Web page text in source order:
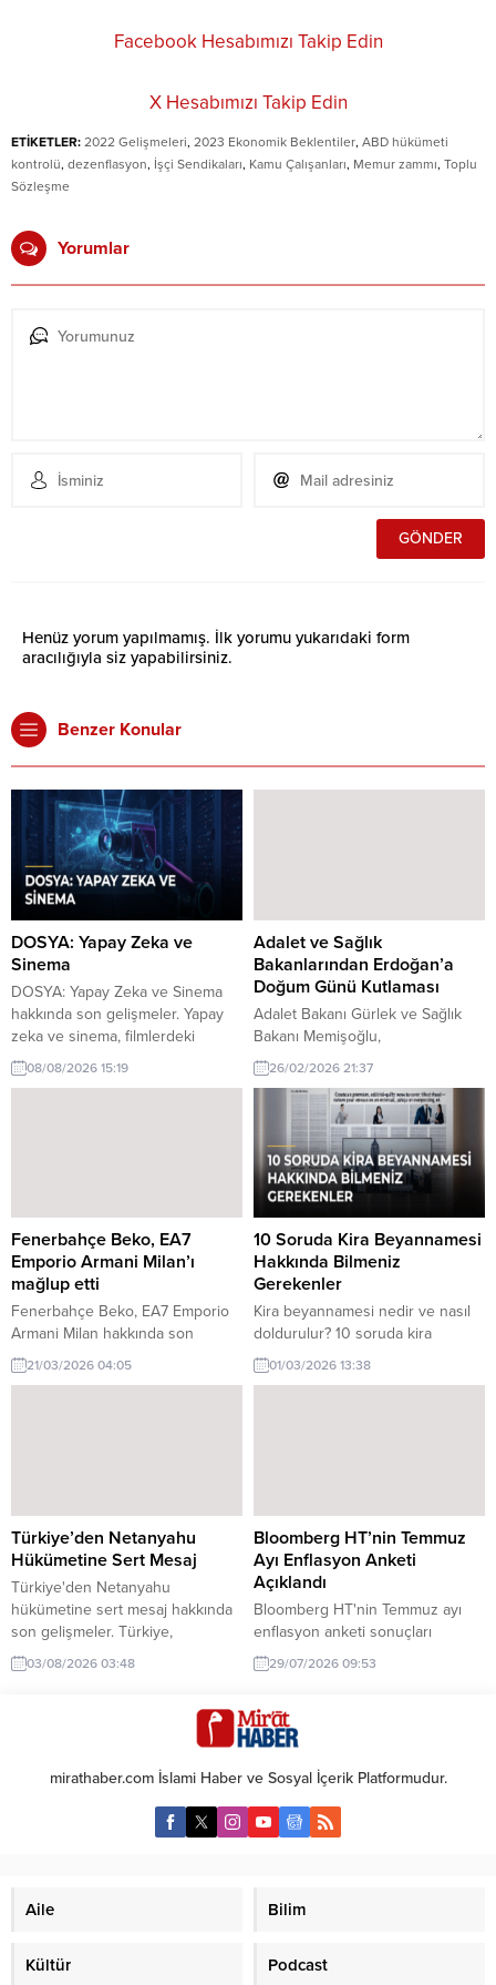
Facebook Hesabımızı Takip Edin
X Hesabımızı Takip Edin
ETİKETLER: 2022 Gelişmeleri, 2023 Ekonomik Beklentiler, ABD hükümeti
kontrolü, dezenflasyon, İşçi Sendikaları, Kamu Çalışanları, Memur zammı, Toplu
Sözleşme
Yorumlar
Henüz yorum yapılmamış. İlk yorumu yukarıdaki form
aracılığıyla siz yapabilirsiniz.
Benzer Konular
DOSYA: Yapay Zeka ve
Sinema
DOSYA: Yapay Zeka ve Sinema
hakkında son gelişmeler. Yapay
zeka ve sinema, filmlerdeki
etkileri ve gelecekteki potansiyeli
ile dikkat çekiyor. Bu dosya,
08/08/2026 15:19
Adalet ve Sağlık
Bakanlarından Erdoğan’a
Doğum Günü Kutlaması
Adalet Bakanı Gürlek ve Sağlık
Bakanı Memişoğlu,
Cumhurbaşkanı Erdoğanın
doğum gününü kutladı. Bu önemli
gün, bakanların sosyal medya
üzerinden paylaşımlarıyla dikkat
çekti.
26/02/2026 21:37
Fenerbahçe Beko, EA7
Emporio Armani Milan’ı
mağlup etti
Fenerbahçe Beko, EA7 Emporio
Armani Milan hakkında son
gelişmeler. Fenerbahçe Beko,
EuroLeague'de EA7 Emporio
21/03/2026 04:05
10 Soruda Kira Beyannamesi
Hakkında Bilmeniz
Gerekenler
Kira beyannamesi nedir ve nasıl
doldurulur? 10 soruda kira
beyannamesi ile ilgili tüm
detayları keşfedin.
01/03/2026 13:38
Türkiye’den Netanyahu
Hükümetine Sert Mesaj
Türkiye'den Netanyahu
hükümetine sert mesaj hakkında
son gelişmeler. Türkiye,
Netanyahu hükümetine yönelik
sert bir mesaj gönderdi. Bu
03/08/2026 03:48
Bloomberg HT’nin Temmuz
Ayı Enflasyon Anketi
Açıklandı
Bloomberg HT'nin Temmuz ayı
enflasyon anketi sonuçları
yayınlandı. Enflasyon tahminleri
ve beklentileri hakkında detaylı
29/07/2026 09:53
mirathaber.com İslami Haber ve Sosyal İçerik Platformudur.
Aile Bilim
Kültür Podcast